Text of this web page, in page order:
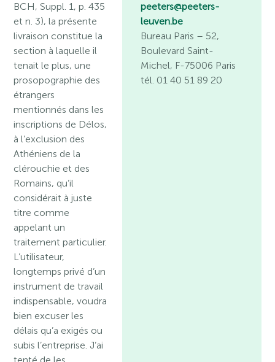
BCH, Suppl. 1, p. 435
et n. 3), la présente
livraison constitue la
section à laquelle il
tenait le plus, une
prosopographie des
étrangers
mentionnés dans les
inscriptions de Délos,
à l’exclusion des
Athéniens de la
clérouchie et des
Romains, qu’il
considérait à juste
titre comme
appelant un
traitement particulier.
L’utilisateur,
longtemps privé d’un
instrument de travail
indispensable, voudra
bien excuser les
délais qu’a exigés ou
subis l’entreprise. J’ai
peeters@peeters-
leuven.be
Bureau Paris – 52,
Boulevard Saint-
Michel, F-75006 Paris
tél. 01 40 51 89 20